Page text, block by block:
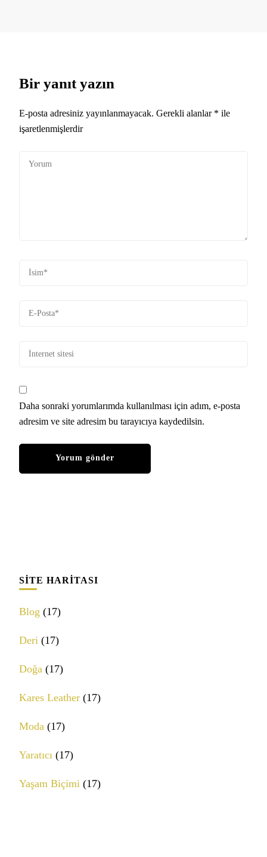
Bir yanıt yazın
E-posta adresiniz yayınlanmayacak. Gerekli alanlar * ile
işaretlenmişlerdir
Daha sonraki yorumlarımda kullanılması için adım, e-posta
adresim ve site adresim bu tarayıcıya kaydedilsin.
SITE HARITASI
Blog (17)
Deri (17)
Doğa (17)
Kares Leather (17)
Moda (17)
Yaratıcı (17)
Yaşam Biçimi (17)